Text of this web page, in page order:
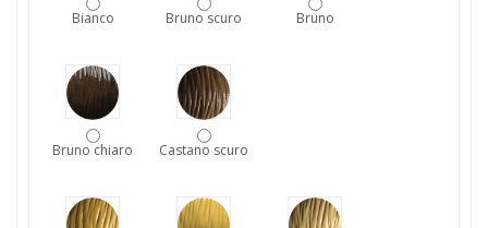
Bianco Bruno scuro Bruno
Bruno chiaro Castano scuro